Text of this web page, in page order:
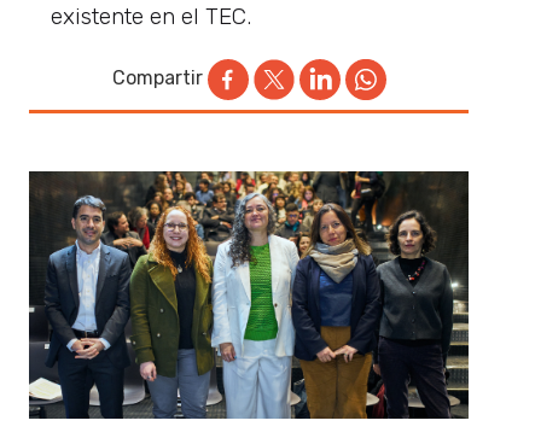
existente en el TEC.
Compartir